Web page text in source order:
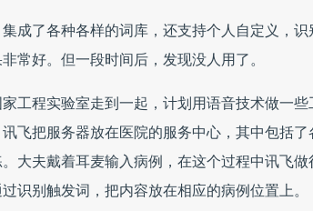
成了各种各样的词库，还支持个人自定义，识
常好。但一段时间后，发现没人用了。
工程实验室走到一起，计划用语音技术做一些
飞把服务器放在医院的服务中心，其中包括了
大夫戴着耳麦输入病例，在这个过程中讯飞做
识别触发词，把内容放在相应的病例位置上。